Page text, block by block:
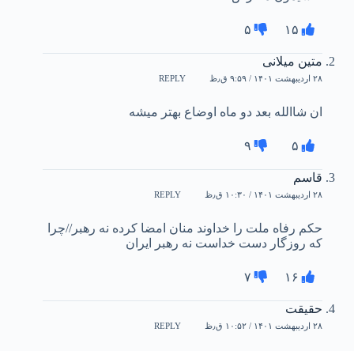
۱۵ ۵
متین میلانی
۲۸ اردیبهشت ۱۴۰۱ / ۹:۵۹ ق٫ظ REPLY
ان شاالله بعد دو ماه اوضاع بهتر میشه
۵ ۹
قاسم
۲۸ اردیبهشت ۱۴۰۱ / ۱۰:۳۰ ق٫ظ REPLY
حکم رفاه ملت را خداوند منان امضا کرده نه رهبر//چرا
که روزگار دست خداست نه رهبر ایران
۱۶ ۷
حقیقت
۲۸ اردیبهشت ۱۴۰۱ / ۱۰:۵۲ ق٫ظ REPLY